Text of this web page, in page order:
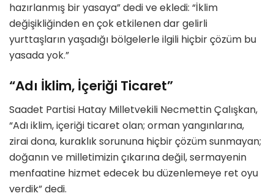
hazırlanmış bir yasaya” dedi ve ekledi: “İklim
değişikliğinden en çok etkilenen dar gelirli
yurttaşların yaşadığı bölgelerle ilgili hiçbir çözüm bu
yasada yok.”
“Adı İklim, İçeriği Ticaret”
Saadet Partisi Hatay Milletvekili Necmettin Çalışkan,
“Adı iklim, içeriği ticaret olan; orman yangınlarına,
zirai dona, kuraklık sorununa hiçbir çözüm sunmayan;
doğanın ve milletimizin çıkarına değil, sermayenin
menfaatine hizmet edecek bu düzenlemeye ret oyu
verdik” dedi.